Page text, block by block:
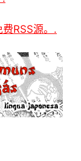
RSS源。.